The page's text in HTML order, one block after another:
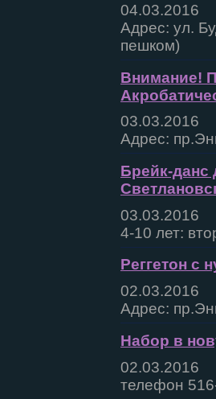
04.03.2016
Адрес: ул.
пешком)
Внимание!
03.03.2016
Адрес:
Брейк-данс
03.03.2016
4-10 лет:
Реггетон с
02.03.2016
Адрес:
Набор в
02.03.2016
телефон